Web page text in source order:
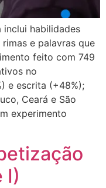
habilidades
e palavras que
feito com 749
no
e escrita (+48%);
Ceará e São
experimento
I)